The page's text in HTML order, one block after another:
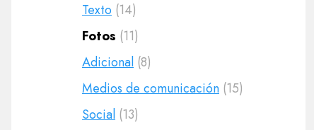
Texto (14)
Fotos (11)
Adicional (8)
Medios de comunicación (15)
Social (13)